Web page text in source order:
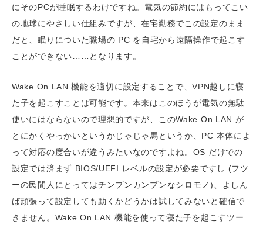
にそのPCが睡眠するわけですね。電気の節約にはもってこい
の地球にやさしい仕組みですが、在宅勤務でこの設定のまま
だと、眠りについた職場の PC を自宅から遠隔操作で起こす
ことができない……となります。
Wake On LAN 機能を適切に設定することで、VPN越しに寝
た子を起こすことは可能です。本来はこのほうが電気の無駄
使いにはならないので理想的ですが、このWake On LAN が
とにかくやっかいというかじゃじゃ馬というか、PC 本体によ
って対応の度合いが違うみたいなのですよね。OS だけでの
設定では済まず BIOS/UEFI レベルの設定が必要ですし (フツ
ーの民間人にとってはチンプンカンプンなシロモノ)、よしん
ば頑張って設定しても動くかどうかは試してみないと確信で
きません。Wake On LAN 機能を使って寝た子を起こすツー